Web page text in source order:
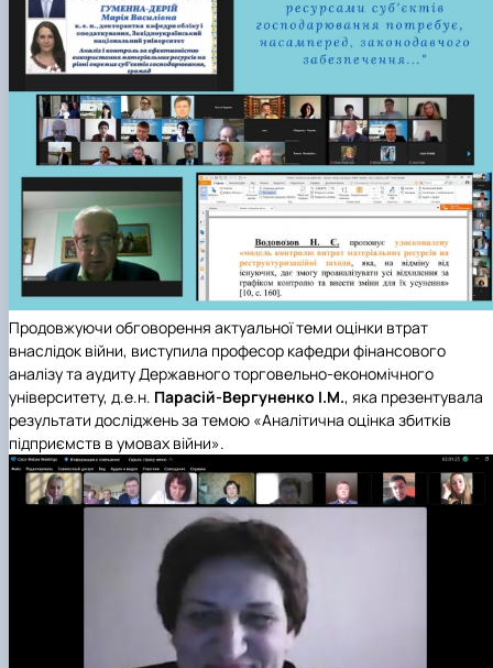
Продовжуючи обговорення актуальної теми оцінки втрат
внаслідок війни, виступила професор кафедри фінансового
аналізу та аудиту Державного торговельно-економічного
університету, д.е.н. Парасій-Вергуненко І.М., яка презентувала
результати досліджень за темою «Аналітична оцінка збитків
підприємств в умовах війни».